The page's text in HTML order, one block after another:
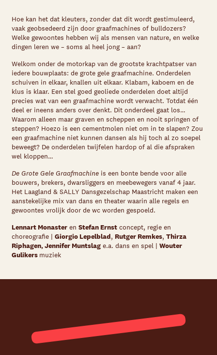
Hoe kan het dat kleuters, zonder dat dit wordt gestimuleerd,
vaak geobsedeerd zijn door graafmachines of bulldozers?
Welke gewoontes hebben wij als mensen van nature, en welke
dingen leren we – soms al heel jong – aan?
Welkom onder de motorkap van de grootste krachtpatser van
iedere bouwplaats: de grote gele graafmachine. Onderdelen
schuiven in elkaar, knallen uit elkaar. Klabam, kaboem en de
klus is klaar. Een stel goed geoliede onderdelen doet altijd
precies wat van een graafmachine wordt verwacht. Totdat één
deel er ineens anders over denkt. Dit onderdeel gaat los…
Waarom alleen maar graven en scheppen en nooit springen of
steppen? Hoezo is een cementmolen niet om in te slapen? Zou
een graafmachine niet kunnen dansen als hij toch al zo soepel
beweegt? De onderdelen twijfelen hardop of al die afspraken
wel kloppen…
De Grote Gele Graafmachine is een bonte bende voor alle
bouwers, brekers, dwarsliggers en meebewegers vanaf 4 jaar.
Het Laagland & SALLY Dansgezelschap Maastricht maken een
aanstekelijke mix van dans en theater waarin alle regels en
gewoontes vrolijk door de wc worden gespoeld.
Lennart Monaster en Stefan Ernst concept, regie en
choreografie | Giorgio Lepelblad, Rutger Remkes, Thirza
Riphagen, Jennifer Muntslag e.a. dans en spel | Wouter
Gulikers muziek